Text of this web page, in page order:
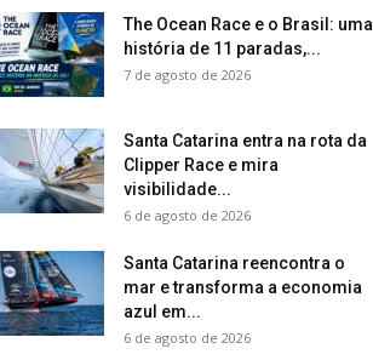
The Ocean Race e o Brasil: uma
história de 11 paradas,...
7 de agosto de 2026
Santa Catarina entra na rota da
Clipper Race e mira
visibilidade...
6 de agosto de 2026
Santa Catarina reencontra o
mar e transforma a economia
azul em...
6 de agosto de 2026